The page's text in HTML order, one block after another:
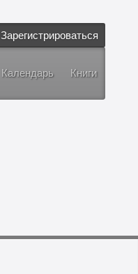
Зарегистрироваться
Календарь Книги